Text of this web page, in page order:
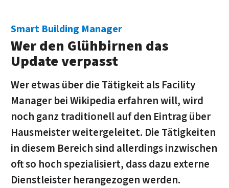
Smart Building Manager
Wer den Glühbirnen das
Update verpasst
Wer etwas über die Tätigkeit als Facility
Manager bei Wikipedia erfahren will, wird
noch ganz traditionell auf den Eintrag über
Hausmeister weitergeleitet. Die Tätigkeiten
in diesem Bereich sind allerdings inzwischen
oft so hoch spezialisiert, dass dazu externe
Dienstleister herangezogen werden.